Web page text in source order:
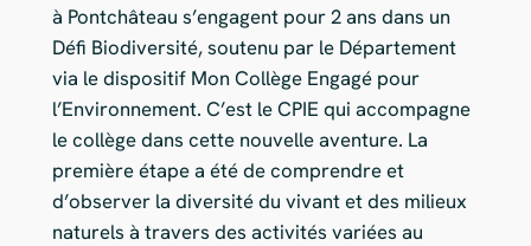
à Pontchâteau s’engagent pour 2 ans dans un
Défi Biodiversité, soutenu par le Département
via le dispositif Mon Collège Engagé pour
l’Environnement. C’est le CPIE qui accompagne
le collège dans cette nouvelle aventure. La
première étape a été de comprendre et
d’observer la diversité du vivant et des milieux
naturels à travers des activités variées au